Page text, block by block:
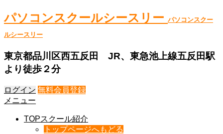
パソコンスクールシースリー パソコンスクー
ルシースリー
東京都品川区西五反田 JR、東急池上線五反田駅
より徒歩２分
ログイン 無料会員登録
メニュー
TOPスクール紹介
トップページへもどる